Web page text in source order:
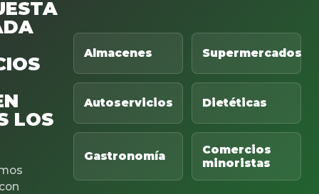
LOS
Almacenes Supermercados
Autoservicios Dietéticas
Gastronomía
Comercios
minoristas